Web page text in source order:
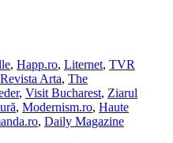
, Happ.ro, Liternet, TVR
Revista Arta, The
, Visit Bucharest, Ziarul
, Modernism.ro, Haute
, Daily Magazine